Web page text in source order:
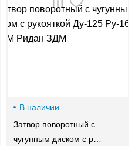
В наличии
Затвор поворотный с
чугунным диском с р…